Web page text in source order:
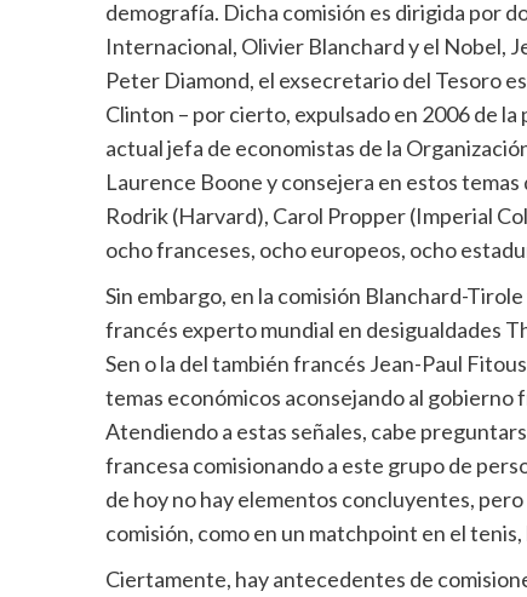
demografía. Dicha comisión es dirigida por
Internacional, Olivier Blanchard y el Nobel,
Peter Diamond, el exsecretario del Tesoro
Clinton – por cierto, expulsado en 2006 de
actual jefa de economistas de la
Laurence Boone y consejera en estos
Rodrik (Harvard), Carol Propper (Imperial
ocho franceses, ocho europeos, ocho
Sin embargo, en la comisión Blanchard-
francés experto mundial en desigualdades
Sen o la del también francés Jean-Paul
temas económicos aconsejando al gobierno
Atendiendo a estas señales, cabe
francesa comisionando a este grupo de
de hoy no hay elementos concluyentes,
comisión, como en un matchpoint en el
Ciertamente, hay antecedentes de